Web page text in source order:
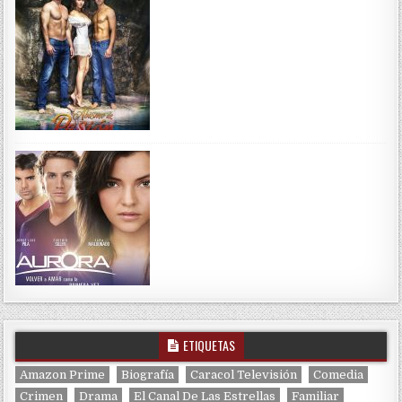
ETIQUETAS
Amazon Prime Biografía Caracol Televisión
Comedia
Crimen
Drama El Canal De Las Estrellas Familiar